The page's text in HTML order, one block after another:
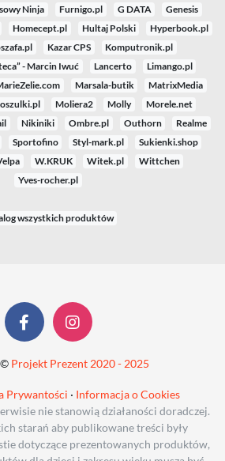
Ninja Furnigo.pl G DATA
Genesis
Homecept.pl Hultaj Polski
Hyperbook.pl
Kazar CPS
Komputronik.pl
- Marcin Iwuć
Lancerto
Limango.pl
Marsala-butik
MatrixMedia
Moliera2 Molly
Morele.net
Nikiniki Ombre.pl Outhorn
Realme
Sportofino Styl-mark.pl
Sukienki.shop
W.KRUK Witek.pl
Wittchen
Yves-rocher.pl
wszystkich produktów
© Projekt Prezent 2020 - 2025
Prywantości · Informacja o Cookies
nie stanowią działaności doradczej.
starań aby publikowane treści były
dotyczące prezentowanych produktów,